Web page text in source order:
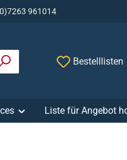
961014
Bestelllisten
Liste für Angebot